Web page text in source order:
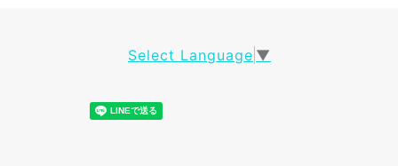
Select Language ▼